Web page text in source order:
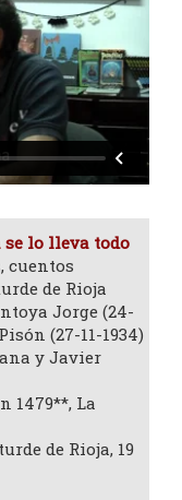
se lo lleva todo
cuentos
de Rioja
Jorge (24-
(27-11-1934)
y Javier
1479**, La
de Rioja, 19